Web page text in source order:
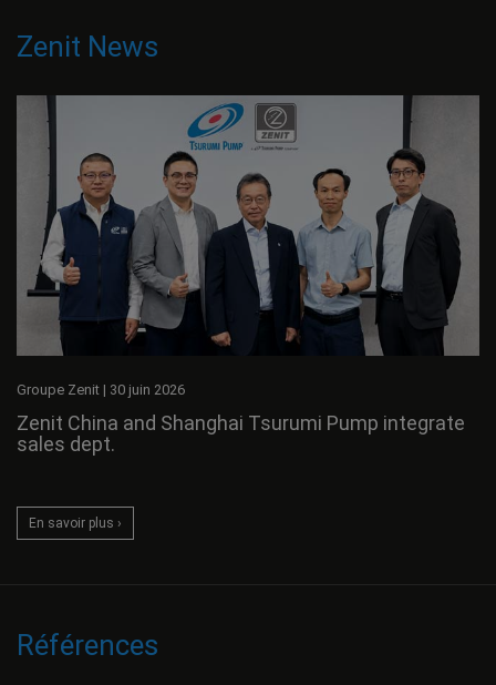
Zenit News
Groupe Zenit | 30 juin 2026
Zenit China and Shanghai Tsurumi Pump integrate
sales dept.
En savoir plus ›
Références